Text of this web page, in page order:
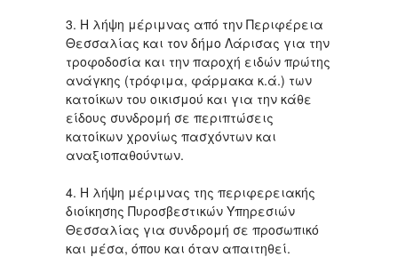
3. Η λήψη μέριμνας από την Περιφέρεια
Θεσσαλίας και τον δήμο Λάρισας για την
τροφοδοσία και την παροχή ειδών πρώτης
ανάγκης (τρόφιμα, φάρμακα κ.ά.) των
κατοίκων του οικισμού και για την κάθε
είδους συνδρομή σε περιπτώσεις
κατοίκων χρονίως πασχόντων και
αναξιοπαθούντων.
4. Η λήψη μέριμνας της περιφερειακής
διοίκησης Πυροσβεστικών Υπηρεσιών
Θεσσαλίας για συνδρομή σε προσωπικό
και μέσα, όπου και όταν απαιτηθεί.